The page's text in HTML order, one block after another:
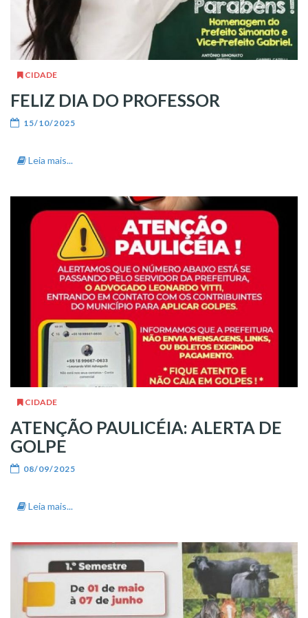
CIDADE
FELIZ DIA DO PROFESSOR
15/10/2025
Leia mais...
CIDADE
ATENÇÃO PAULICÉIA: ALERTA DE
GOLPE
08/09/2025
Leia mais...